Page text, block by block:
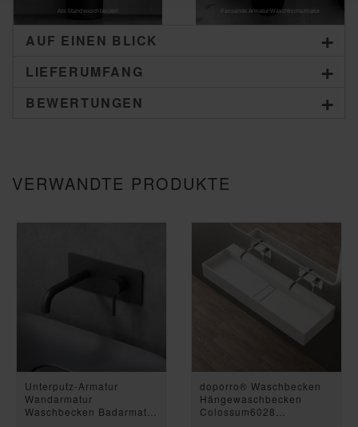
Als Standwaschbecken Passende Armatur:Waschtischarmatur
AUF EINEN BLICK
LIEFERUMFANG
BEWERTUNGEN
VERWANDTE PRODUKTE
Unterputz-Armatur
Wandarmatur
Waschbecken Badarmatur
doporro® Waschbecken
Hängewaschbecken
Colossum6028